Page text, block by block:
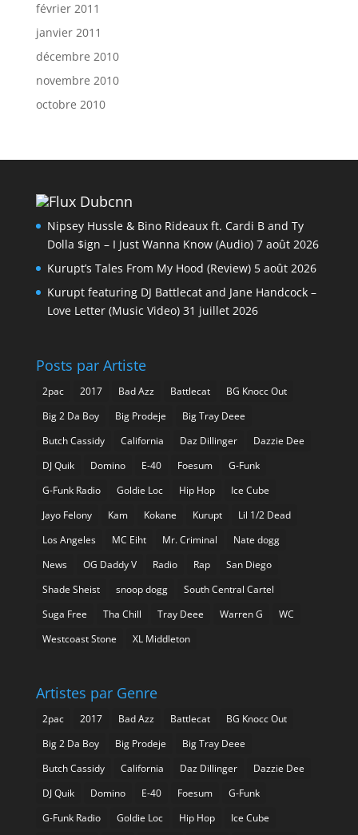
février 2011
janvier 2011
décembre 2010
novembre 2010
octobre 2010
Dubcnn
Nipsey Hussle & Bino Rideaux ft. Cardi B and Ty
Dolla $ign – I Just Wanna Know (Audio) 7 août 2026
Kurupt’s Tales From My Hood (Review) 5 août 2026
Kurupt featuring DJ Battlecat and Jane Handcock –
Love Letter (Music Video) 31 juillet 2026
Posts par Artiste
2pac 2017 Bad Azz Battlecat
BG Knocc Out
Big 2 Da Boy
Big Prodeje
Big Tray Deee
Butch Cassidy
California Daz Dillinger
Dazzie Dee
DJ Quik
Domino E-40 Foesum
G-Funk
G-Funk Radio
Goldie Loc Hip Hop
Ice Cube
Jayo Felony
Kam Kokane Kurupt
Lil 1/2 Dead
Los Angeles
MC Eiht Mr. Criminal
Nate dogg
News
OG Daddy V Radio Rap
San Diego
Shade Sheist
snoop dogg
South Central Cartel
Suga Free
Tha Chill Tray Deee Warren G
WC
Westcoast Stone
XL Middleton
Artistes par Genre
2pac 2017 Bad Azz Battlecat
BG Knocc Out
Big 2 Da Boy
Big Prodeje
Big Tray Deee
Butch Cassidy
California Daz Dillinger
Dazzie Dee
DJ Quik
Domino E-40 Foesum
G-Funk
G-Funk Radio
Goldie Loc Hip Hop
Ice Cube